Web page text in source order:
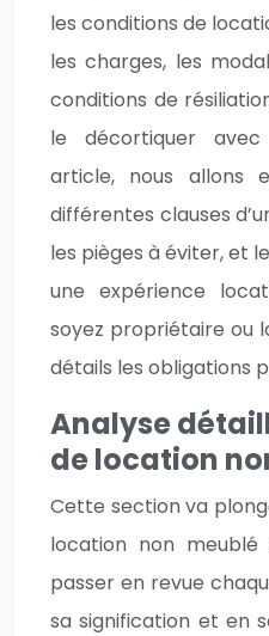
les conditions de
les charges, les
conditions de
le décortiquer
article, nous allons
différentes clauses
les pièges à éviter, et
une expérience
soyez propriétaire ou
détails les obligations
Analyse
de location
Cette section va
location non meublé
passer en revue
sa signification et en